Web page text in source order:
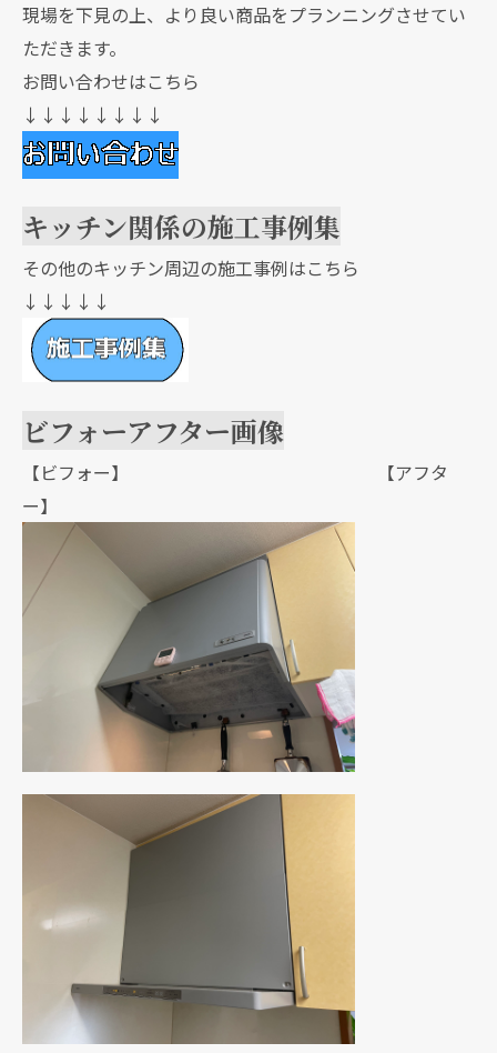
現場を下見の上、より良い商品をプランニングさせてい
ただきます。
お問い合わせはこちら
↓↓↓↓↓↓↓↓
キッチン関係の施工事例集
その他のキッチン周辺の施工事例はこちら
↓↓↓↓↓
ビフォーアフター画像
【ビフォー】 【アフタ
ー】